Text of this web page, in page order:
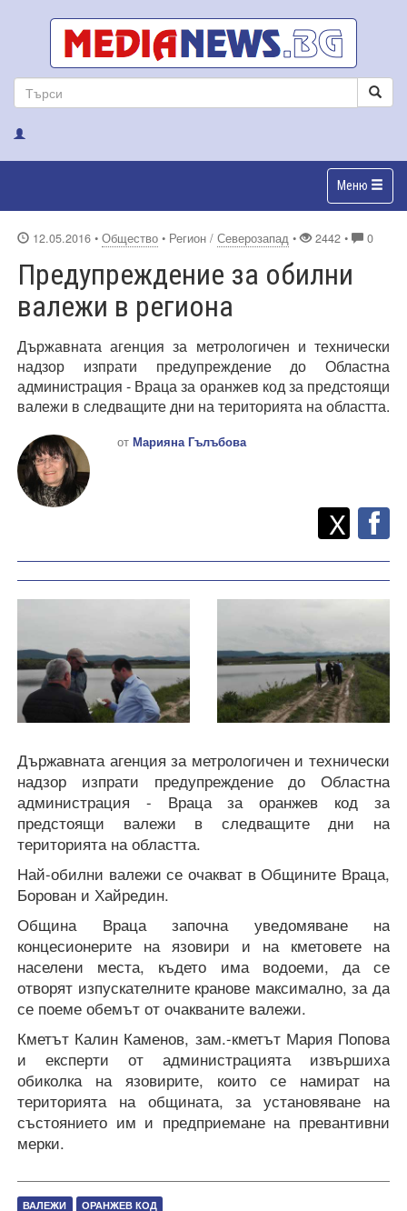
Меню
12.05.2016 • Общество • Регион / Северозапад • 2442 • 0
Предупреждение за обилни
валежи в региона
Държавната агенция за метрологичен и технически
надзор изпрати предупреждение до Областна
администрация - Враца за оранжев код за предстоящи
валежи в следващите дни на територията на областта.
от Марияна Гълъбова
Споделете
X
Държавната агенция за метрологичен и технически
надзор изпрати предупреждение до Областна
администрация - Враца за оранжев код за
предстоящи валежи в следващите дни на
територията на областта.
Най-обилни валежи се очакват в Общините Враца,
Борован и Хайредин.
Община Враца започна уведомяване на
концесионерите на язовири и на кметовете на
населени места, където има водоеми, да се
отворят изпускателните кранове максимално, за да
се поеме обемът от очакваните валежи.
Кметът Калин Каменов, зам.-кметът Мария Попова
и експерти от администрацията извършиха
обиколка на язовирите, които се намират на
територията на общината, за установяване на
състоянието им и предприемане на превантивни
мерки.
ВАЛЕЖИ ОРАНЖЕВ КОД